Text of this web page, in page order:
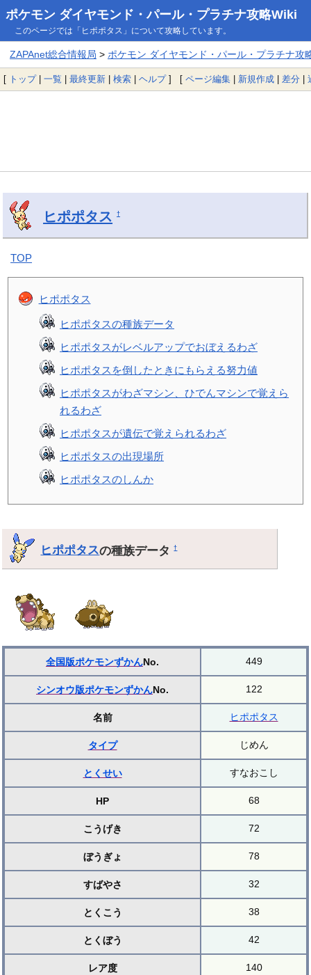
ポケモン ダイヤモンド・パール・プラチナ攻略Wiki
このページでは「ヒポポタス」について攻略しています。
ZAPAnet総合情報局 > ポケモン ダイヤモンド・パール・プラチナ攻
[ トップ| 一覧 | 最終更新 | 検索 | ヘルプ] [ ページ編集 | 新規作成 | 差分 |
ヒポポタス †
TOP
ヒポポタス
ヒポポタスの種族データ
ヒポポタスがレベルアップでおぼえるわざ
ヒポポタスを倒したときにもらえる努力値
ヒポポタスがわざマシン、ひでんマシンで覚えら
れるわざ
ヒポポタスが遺伝で覚えられるわざ
ヒポポタスの出現場所
ヒポポタスのしんか
ヒポポタスの種族データ†
全国版ポケモンずかんNo. 449
シンオウ版ポケモンずかんNo. 122
名前 ヒポポタス
タイプ じめん
とくせい すなおこし
HP 68
こうげき 72
ぼうぎょ 78
すばやさ 32
とくこう 38
とくぼう 42
レア度 140